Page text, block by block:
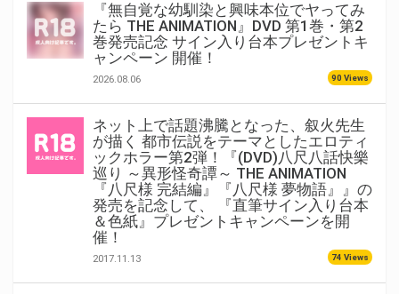
『無自覚な幼馴染と興味本位でヤってみ
たら THE ANIMATION』DVD 第1巻・第2
巻発売記念 サイン入り台本プレゼントキ
ャンペーン 開催！
2026.08.06 90 Views
ネット上で話題沸騰となった、叙火先生
が描く 都市伝説をテーマとしたエロティ
ックホラー第2弾！『(DVD)八尺八話快樂
巡り ～異形怪奇譚～ THE ANIMATION
『八尺様 完結編』『八尺様 夢物語』』の
発売を記念して、 『直筆サイン入り台本
＆色紙』プレゼントキャンペーンを開
催！
2017.11.13 74 Views